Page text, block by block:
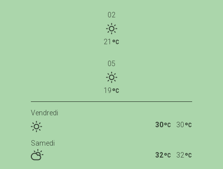
02
21
05
19
Vendredi
30
30
Samedi
32
32